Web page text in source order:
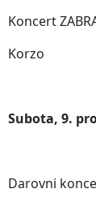
Koncert
Korzo
Subota, 9.
Darovni